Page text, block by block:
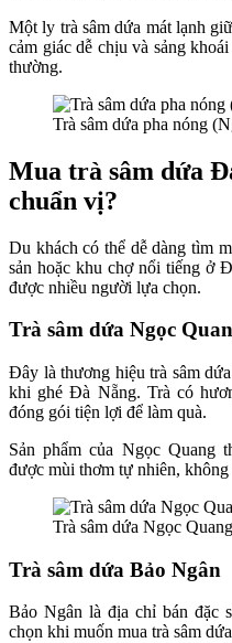
Một ly trà sâm dứa mát lạnh
cảm giác dễ chịu và sảng
thường.
Trà sâm dứa pha nóng
Mua trà sâm dứa
chuẩn vị?
Du khách có thể dễ dàng tìm
sản hoặc khu chợ nổi tiếng ở
được nhiều người lựa chọn.
Trà sâm dứa Ngọc
Đây là thương hiệu trà sâm
khi ghé Đà Nẵng. Trà có
đóng gói tiện lợi để làm quà.
Sản phẩm của Ngọc Quang
được mùi thơm tự nhiên, không
Trà sâm dứa Ngọc
Trà sâm dứa Bảo Ngân
Bảo Ngân là địa chỉ bán đặc
chọn khi muốn mua trà sâm